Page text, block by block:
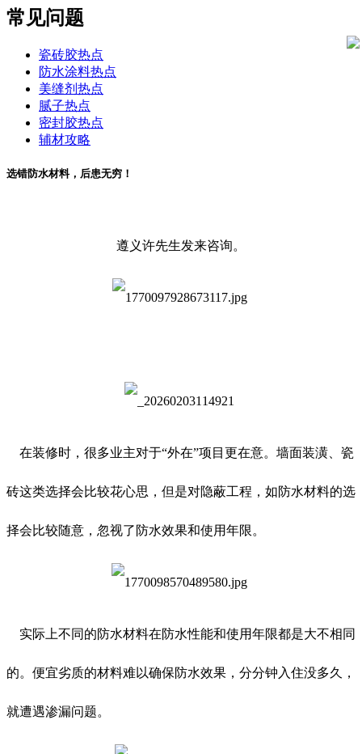
常见问题
瓷砖胶热点
防水涂料热点
美缝剂热点
腻子热点
密封胶热点
辅材攻略
选错防水材料，后患无穷！
遵义许先生发来咨询。
在装修时，很多业主对于“外在”项目更在意。墙面装潢、瓷
砖这类选择会比较花心思，但是对隐蔽工程，如防水材料的选
择会比较随意，忽视了防水效果和使用年限。
实际上不同的防水材料在防水性能和使用年限都是大不相同
的。便宜劣质的材料难以确保防水效果，分分钟入住没多久，
就遭遇渗漏问题。